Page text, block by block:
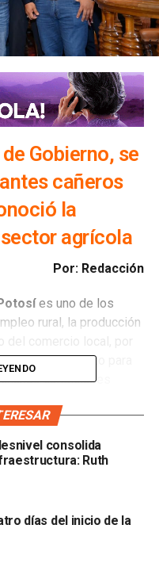
Gobierno, se
cañeros
la
agrícola
Por: Redacción
es uno de los
rural, la producción
acompañamiento para
condiciones
Sánchez,al reunirse con
cañeros de la región
sus necesidades y
consolida
Ruth
días del inicio de la